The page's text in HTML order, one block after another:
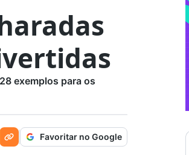
exemplos para os
Favoritar no Google